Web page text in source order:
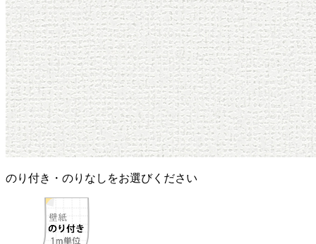
のり付き・のりなしをお選びください